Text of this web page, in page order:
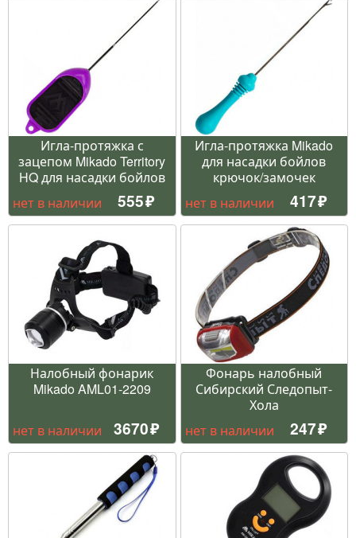
Игла-протяжка с
зацепом Mikado Territory
HQ для насадки бойлов
нет в наличии
555
Игла-протяжка Mikado
для насадки бойлов
крючок/замочек
нет в наличии
417
Налобный фонарик
Mikado AML01-2209
нет в наличии 3670
Фонарь налобный
Сибирский Следопыт-
Хола
нет в наличии
247